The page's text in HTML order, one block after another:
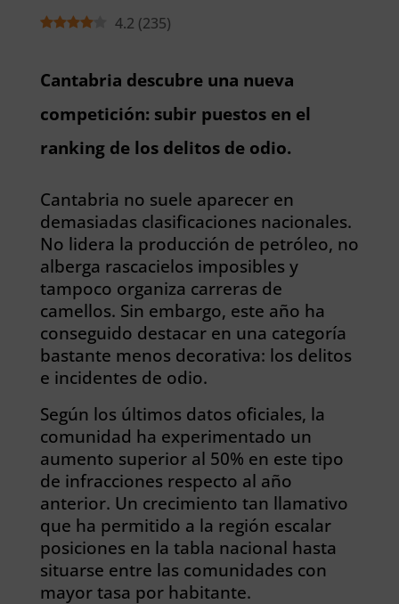
4.2 (235)
Cantabria descubre una nueva
competición: subir puestos en el
ranking de los delitos de odio.
Cantabria no suele aparecer en
demasiadas clasificaciones nacionales.
No lidera la producción de petróleo, no
alberga rascacielos imposibles y
tampoco organiza carreras de
camellos. Sin embargo, este año ha
conseguido destacar en una categoría
bastante menos decorativa: los delitos
e incidentes de odio.
Según los últimos datos oficiales, la
comunidad ha experimentado un
aumento superior al 50% en este tipo
de infracciones respecto al año
anterior. Un crecimiento tan llamativo
que ha permitido a la región escalar
posiciones en la tabla nacional hasta
situarse entre las comunidades con
mayor tasa por habitante.